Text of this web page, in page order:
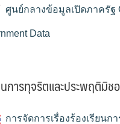
ศูนย์กลางข้อมูลเปิดภาครัฐ
Data
การทุจริตและประพฤติมิช
การจัดการเรื่องร้องเรียนกา